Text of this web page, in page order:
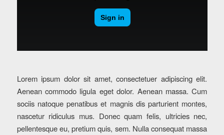
Lorem ipsum dolor sit amet, consectetuer adipiscing elit.
Aenean commodo ligula eget dolor. Aenean massa. Cum
sociis natoque penatibus et magnis dis parturient montes,
nascetur ridiculus mus. Donec quam felis, ultricies nec,
pellentesque eu, pretium quis, sem. Nulla consequat massa